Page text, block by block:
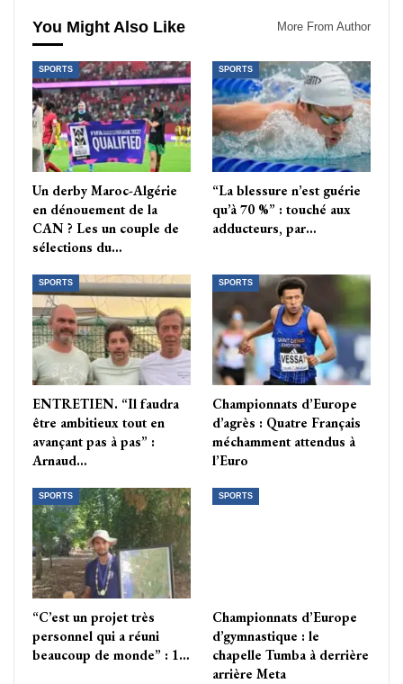
You Might Also Like More From Author
SPORTS
Un derby Maroc-Algérie
en dénouement de la
CAN ? Les un couple de
sélections du…
SPORTS
“La blessure n’est guérie
qu’à 70 %” : touché aux
adducteurs, par…
SPORTS
ENTRETIEN. “Il faudra
être ambitieux tout en
avançant pas à pas” :
Arnaud…
SPORTS
Championnats d’Europe
d’agrès : Quatre Français
méchamment attendus à
l’Euro
SPORTS
“C’est un projet très
personnel qui a réuni
beaucoup de monde” : 1…
SPORTS
Championnats d’Europe
d’gymnastique : le
chapelle Tumba à derrière
arrière Meta